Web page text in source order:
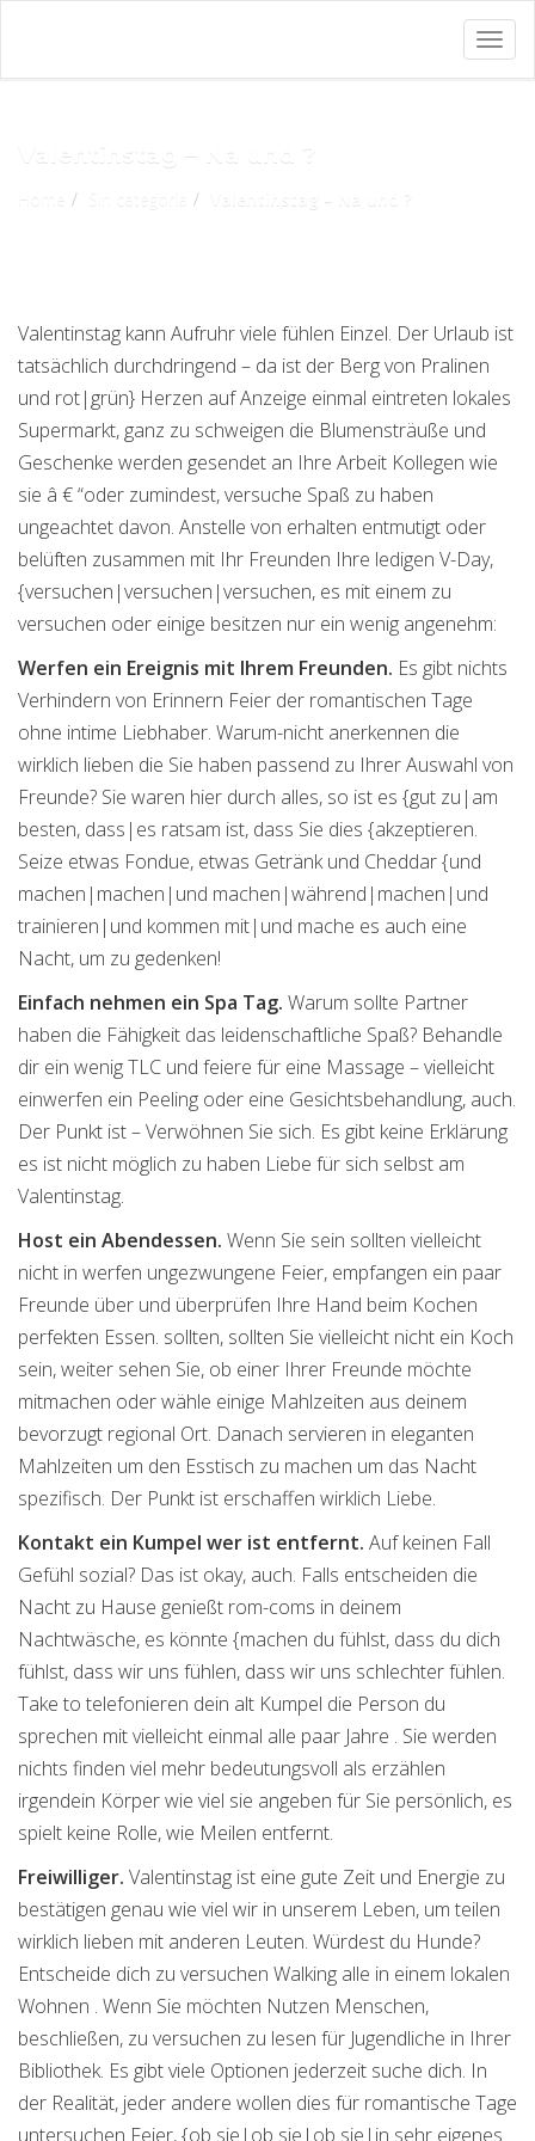
Valentinstag – Na und ?
Valentinstag – Na und ?
Valentinstag kann Aufruhr viele fühlen Einzel. Der Urlaub ist
tatsächlich durchdringend – da ist der Berg von Pralinen
und rot|grün} Herzen auf Anzeige einmal eintreten lokales
Supermarkt, ganz zu schweigen die Blumensträuße und
Geschenke werden gesendet an Ihre Arbeit Kollegen wie
sie â € “oder zumindest, versuche Spaß zu haben
ungeachtet davon. Anstelle von erhalten entmutigt oder
belüften zusammen mit Ihr Freunden Ihre ledigen V-Day,
{versuchen|versuchen|versuchen, es mit einem zu
versuchen oder einige besitzen nur ein wenig angenehm:
Werfen ein Ereignis mit Ihrem Freunden. Es gibt nichts
Verhindern von Erinnern Feier der romantischen Tage
ohne intime Liebhaber. Warum-nicht anerkennen die
wirklich lieben die Sie haben passend zu Ihrer Auswahl von
Freunde? Sie waren hier durch alles, so ist es {gut zu|am
besten, dass|es ratsam ist, dass Sie dies {akzeptieren.
Seize etwas Fondue, etwas Getränk und Cheddar {und
machen|machen|und machen|während|machen|und
trainieren|und kommen mit|und mache es auch eine
Nacht, um zu gedenken!
Einfach nehmen ein Spa Tag. Warum sollte Partner
haben die Fähigkeit das leidenschaftliche Spaß? Behandle
dir ein wenig TLC und feiere für eine Massage – vielleicht
einwerfen ein Peeling oder eine Gesichtsbehandlung, auch.
Der Punkt ist – Verwöhnen Sie sich. Es gibt keine Erklärung
es ist nicht möglich zu haben Liebe für sich selbst am
Valentinstag.
Host ein Abendessen. Wenn Sie sein sollten vielleicht
nicht in werfen ungezwungene Feier, empfangen ein paar
Freunde über und überprüfen Ihre Hand beim Kochen
perfekten Essen. sollten, sollten Sie vielleicht nicht ein Koch
sein, weiter sehen Sie, ob einer Ihrer Freunde möchte
mitmachen oder wähle einige Mahlzeiten aus deinem
bevorzugt regional Ort. Danach servieren in eleganten
Mahlzeiten um den Esstisch zu machen um das Nacht
spezifisch. Der Punkt ist erschaffen wirklich Liebe.
Kontakt ein Kumpel wer ist entfernt. Auf keinen Fall
Gefühl sozial? Das ist okay, auch. Falls entscheiden die
Nacht zu Hause genießt rom-coms in deinem
Nachtwäsche, es könnte {machen du fühlst, dass du dich
fühlst, dass wir uns fühlen, dass wir uns schlechter fühlen.
Take to telefonieren dein alt Kumpel die Person du
sprechen mit vielleicht einmal alle paar Jahre . Sie werden
nichts finden viel mehr bedeutungsvoll als erzählen
irgendein Körper wie viel sie angeben für Sie persönlich, es
spielt keine Rolle, wie Meilen entfernt.
Freiwilliger. Valentinstag ist eine gute Zeit und Energie zu
bestätigen genau wie viel wir in unserem Leben, um teilen
wirklich lieben mit anderen Leuten. Würdest du Hunde?
Entscheide dich zu versuchen Walking alle in einem lokalen
Wohnen . Wenn Sie möchten Nutzen Menschen,
beschließen, zu versuchen zu lesen für Jugendliche in Ihrer
Bibliothek. Es gibt viele Optionen jederzeit suche dich. In
der Realität, jeder andere wollen dies für romantische Tage
untersuchen Feier, {ob sie|ob sie|ob sie|in sehr eigenes